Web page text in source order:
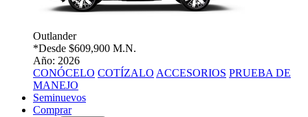
Outlander
*Desde $609,900 M.N.
Año: 2026
CONÓCELO COTÍZALO ACCESORIOS PRUEBA DE
MANEJO
Seminuevos
Comprar